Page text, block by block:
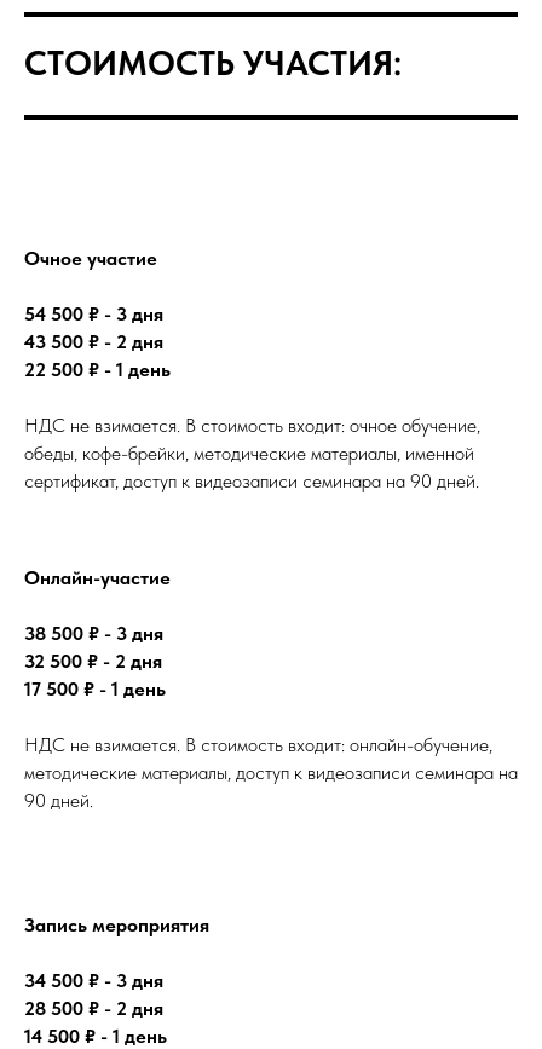
СТОИМОСТЬ УЧАСТИЯ:
Очное участие
54 500 ₽ - 3 дня
43 500 ₽ - 2 дня
22 500 ₽ - 1 день
НДС не взимается. В стоимость входит: очное обучение,
обеды, кофе-брейки, методические материалы, именной
сертификат, доступ к видеозаписи семинара на 90 дней.
Онлайн-участие
38 500 ₽ - 3 дня
32 500 ₽ - 2 дня
17 500 ₽ - 1 день
НДС не взимается. В стоимость входит: онлайн-обучение,
методические материалы, доступ к видеозаписи семинара на
90 дней.
Запись мероприятия
34 500 ₽ - 3 дня
28 500 ₽ - 2 дня
14 500 ₽ - 1 день